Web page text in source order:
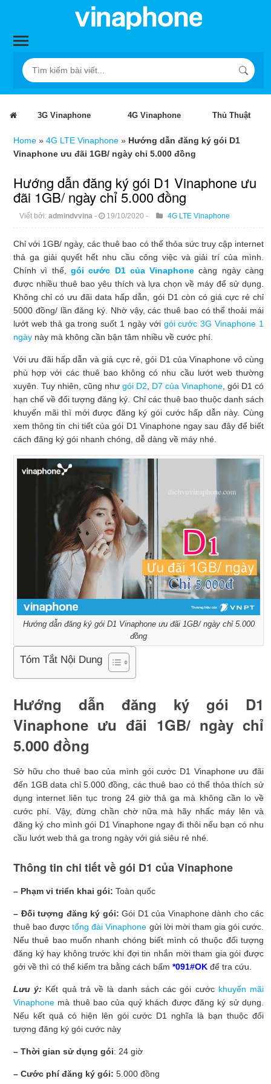
3G Vinaphone 4G Vinaphone Thủ Thuật
Home » 4G LTE Vinaphone » Hướng dẫn đăng ký gói D1
Vinaphone ưu đãi 1GB/ ngày chỉ 5.000 đồng
Hướng dẫn đăng ký gói D1 Vinaphone ưu
đãi 1GB/ ngày chỉ 5.000 đồng
Viết bởi: admindvvina - 19/10/2020 - 4G LTE Vinaphone
Chỉ với 1GB/ ngày, các thuê bao có thể thỏa sức truy cập internet
thả ga giải quyết hết nhu cầu công việc và giải trí của mình.
Chính vì thế, gói cước D1 của Vinaphone càng ngày càng
được nhiều thuê bao yêu thích và lựa chọn về máy để sử dụng.
Không chỉ có ưu đãi data hấp dẫn, gói D1 còn có giá cực rẻ chỉ
5000 đồng/ lần đăng ký. Nhờ vậy, các thuê bao có thể thoải mái
lướt web thả ga trong suốt 1 ngày với gói cước 3G Vinaphone 1
ngày này mà không cần bận tâm nhiều về cước phí.
Với ưu đãi hấp dẫn và giá cực rẻ, gói D1 của Vinaphone vô cùng
phù hợp với các thuê bao không có nhu cầu lướt web thường
xuyên. Tuy nhiên, cũng như gói D2 D7 của Vinaphone , gói D1 có
hạn chế về đối tượng đăng ký. Chỉ các thuê bao thuộc danh sách
khuyến mãi thì mới được đăng ký gói cước hấp dẫn này. Cùng
xem thông tin chi tiết của gói D1 Vinaphone ngay sau đây để biết
cách đăng ký gói nhanh chóng, dễ dàng về máy nhé.
Hướng dẫn đăng ký gói D1 Vinaphone ưu đãi 1GB/ ngày chỉ 5.000
đồng
Tóm Tắt Nội Dung
Hướng dẫn đăng ký gói D1
Vinaphone ưu đãi 1GB/ ngày chỉ
5.000 đồng
Sở hữu cho thuê bao của mình gói cước D1 Vinaphone ưu đãi
đến 1GB data chỉ 5.000 đồng, các thuê bao có thể thỏa thích sử
dụng internet liên tục trong 24 giờ thả ga mà không cần lo về
cước phí. Vậy, đừng chần chờ nữa mà hãy nhấc máy lên và
đăng ký cho mình gói D1 Vinaphone ngay đi thôi nếu bạn có nhu
cầu lướt web thả ga trong ngày với giá siêu rẻ nhé.
Thông tin chi tiết về gói D1 của Vinaphone
– Phạm vi triển khai gói: Toàn quốc
– Đối tượng đăng ký gói: Gói D1 của Vinaphone dành cho các
thuê bao đượctổng đài Vinaphone gửi lời mời tham gia gói cước.
Nếu thuê bao muốn nhanh chóng biết mình có thuộc đối tượng
đăng ký hay không trước khi đợi tin nhắn mời tham gia gói được
gởi về thì có thể kiểm tra bằng cách bấm *091#OK để tra cứu.
Lưu ý: Kết quả trả về là danh sách các gói cước khuyến mãi
Vinaphone mà thuê bao của quý khách được đăng ký sử dụng.
Nếu kết quả có hiện lên gói cước D1 nghĩa là bạn thuộc đối
tượng đăng ký gói cước này
– Thời gian sử dụng gói: 24 giờ
– Cước phí đăng ký gói: 5.000 đồng